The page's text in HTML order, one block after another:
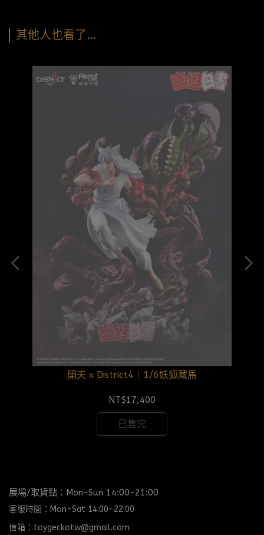
其他人也看了…
開天 x District4｜1/6妖狐藏馬
NT$17,400
已售完
展場/取貨點：Mon-Sun 14:00-21:00
客服時間：Mon-Sat 14:00-22:00
信箱：toygeckotw@gmail.com